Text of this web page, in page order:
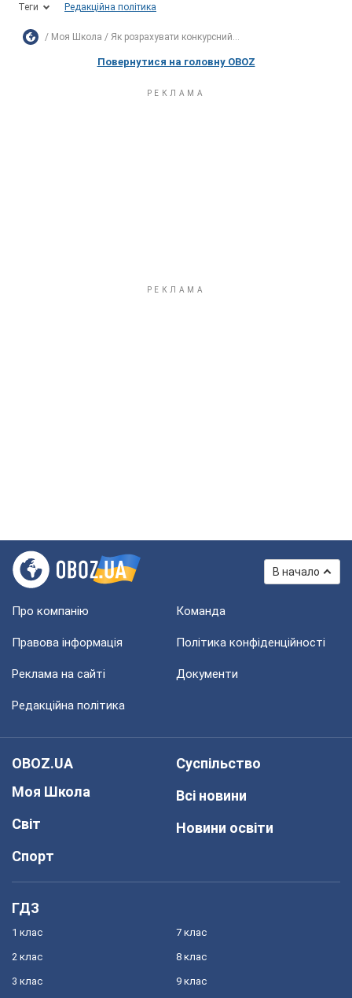
Теги Редакційна політика
Моя Школа Як розрахувати конкурсний...
Повернутися на головну OBOZ
В начало
Про компанію Команда
Правова інформація Політика конфіденційності
Реклама на сайті Документи
Редакційна політика
OBOZ.UA
Моя Школа
Світ
Спорт
Суспільство
Всі новини
Новини освіти
ГДЗ
1 клас
2 клас
3 клас
7 клас
8 клас
9 клас